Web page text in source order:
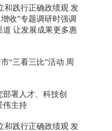
和践行正确政绩观 发
收”专题调研时强调
让发展成果更多惠
“三看三比”活动 周
署人才、科技创
伟主持
和践行正确政绩观 发